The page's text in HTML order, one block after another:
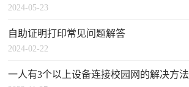
2024-05-23
自助证明打印常见问题解答
2024-02-22
一人有3个以上设备连接校园网的解决方法